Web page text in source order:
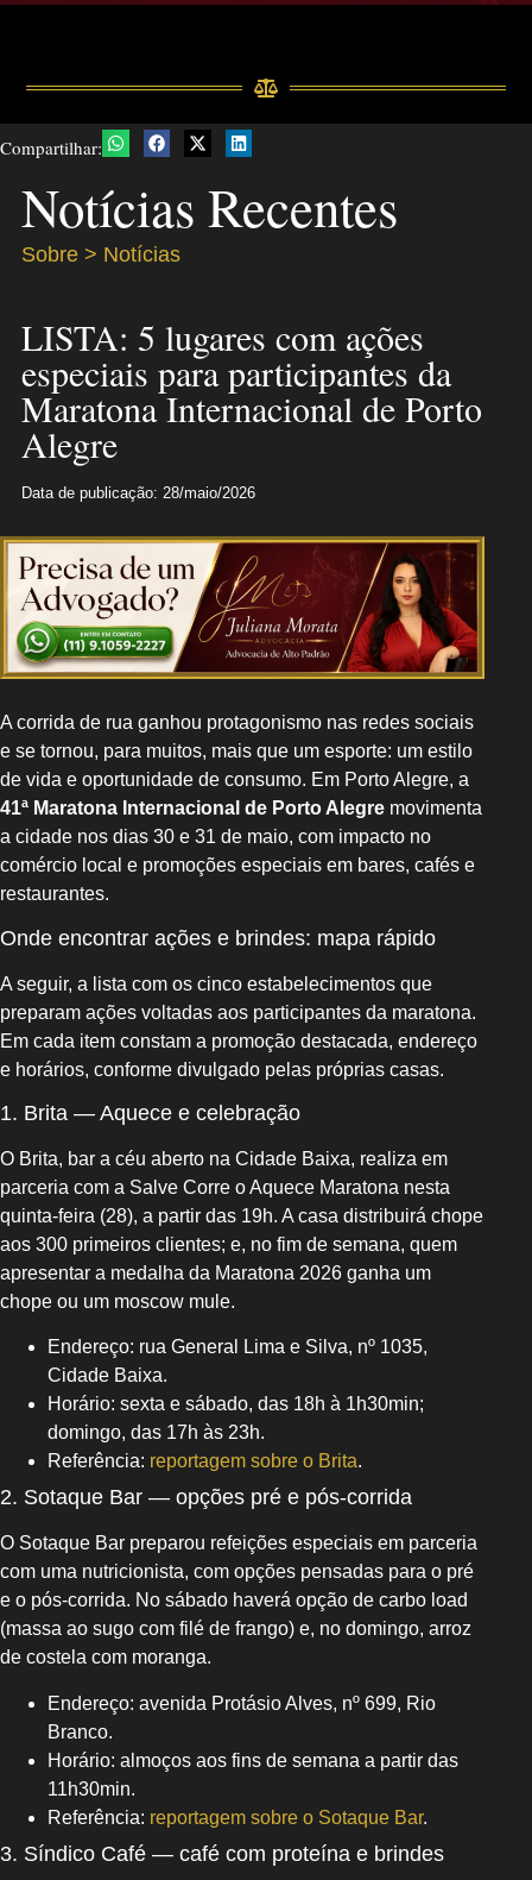
Compartilhar:
Notícias Recentes
Sobre > Notícias
LISTA: 5 lugares com ações
especiais para participantes da
Maratona Internacional de Porto
Alegre
Data de publicação: 28/maio/2026
A corrida de rua ganhou protagonismo nas redes sociais
e se tornou, para muitos, mais que um esporte: um estilo
de vida e oportunidade de consumo. Em Porto Alegre, a
41ª Maratona Internacional de Porto Alegre movimenta
a cidade nos dias 30 e 31 de maio, com impacto no
comércio local e promoções especiais em bares, cafés e
restaurantes.
Onde encontrar ações e brindes: mapa rápido
A seguir, a lista com os cinco estabelecimentos que
preparam ações voltadas aos participantes da maratona.
Em cada item constam a promoção destacada, endereço
e horários, conforme divulgado pelas próprias casas.
1. Brita — Aquece e celebração
O Brita, bar a céu aberto na Cidade Baixa, realiza em
parceria com a Salve Corre o Aquece Maratona nesta
quinta-feira (28), a partir das 19h. A casa distribuirá chope
aos 300 primeiros clientes; e, no fim de semana, quem
apresentar a medalha da Maratona 2026 ganha um
chope ou um moscow mule.
Endereço: rua General Lima e Silva, nº 1035,
Cidade Baixa.
Horário: sexta e sábado, das 18h à 1h30min;
domingo, das 17h às 23h.
Referência: reportagem sobre o Brita.
2. Sotaque Bar — opções pré e pós-corrida
O Sotaque Bar preparou refeições especiais em parceria
com uma nutricionista, com opções pensadas para o pré
e o pós-corrida. No sábado haverá opção de carbo load
(massa ao sugo com filé de frango) e, no domingo, arroz
de costela com moranga.
Endereço: avenida Protásio Alves, nº 699, Rio
Branco.
Horário: almoços aos fins de semana a partir das
11h30min.
Referência: reportagem sobre o Sotaque Bar.
3. Síndico Café — café com proteína e brindes